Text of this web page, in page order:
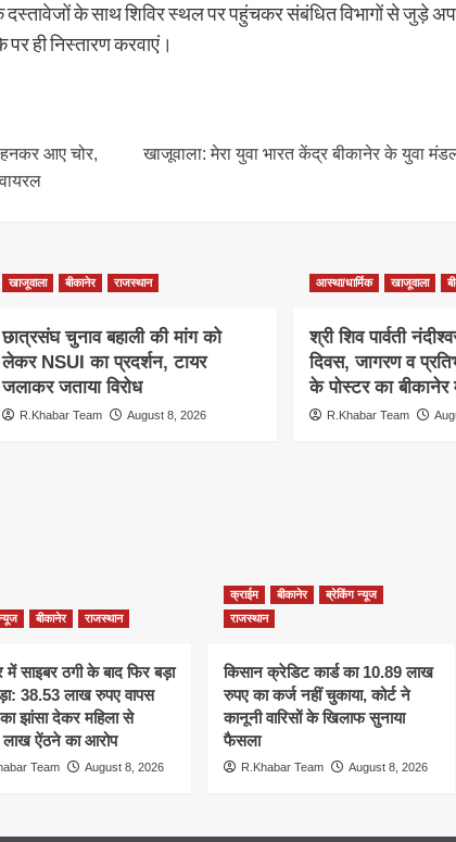
के साथ शिविर स्थल पर पहुंचकर संबंधित विभागों से जुड़े
ही निस्तारण करवाएं।
आए चोर,
खाजूवाला: मेरा युवा भारत केंद्र बीकानेर के युवा
खाजूवाला बीकानेर राजस्थान
छात्रसंघ चुनाव बहाली की मांग को
लेकर NSUI का प्रदर्शन, टायर
जलाकर जताया विरोध
R.Khabar Team August 8, 2026
आस्था/धार्मिक खाजूवाला
श्री शिव पार्वती
दिवस, जागरण व
के पोस्टर का बीकानेर
R.Khabar Team
बीकानेर राजस्थान
में साइबर ठगी के बाद फिर बड़ा
38.53 लाख रुपए वापस
झांसा देकर महिला से
ऐंठने का आरोप
Team August 8, 2026
क्राईम बीकानेर
ब्रेकिंग न्यूज
राजस्थान
किसान क्रेडिट कार्ड का 10.89 लाख
रुपए का कर्ज नहीं चुकाया, कोर्ट ने
कानूनी वारिसों के खिलाफ सुनाया
फैसला
R.Khabar Team August 8, 2026